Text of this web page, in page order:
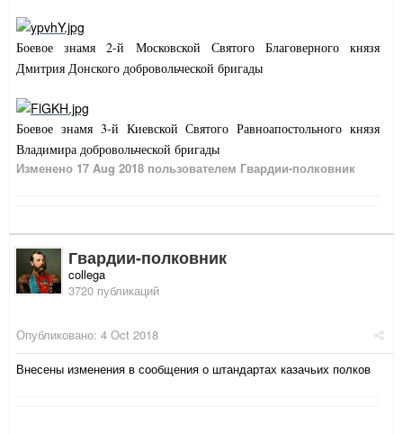
Боевое знамя 2-й Московской Святого Благоверного князя
Дмитрия Донского добровольческой бригады
Боевое знамя 3-й Киевской Святого Равноапостольного князя
Владимира добровольческой бригады
Изменено 17 Aug 2018 пользователем Гвардии-полковник
Гвардии-полковник
collega
3720 публикаций
Опубликовано: 4 Oct 2018
Внесены изменения в сообщения о штандартах казачьих полков